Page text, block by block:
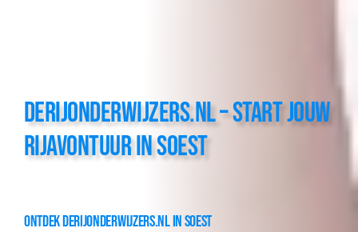
derijonderwijzers.nl – Start Jouw
Rijavontuur in Soest
Ontdek derijonderwijzers.nl in Soest